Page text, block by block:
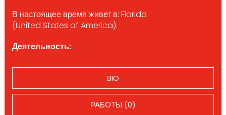
В настоящее время живет в: Florida
(United States of America).
Деятельность:
BIO
РАБОТЫ (0)